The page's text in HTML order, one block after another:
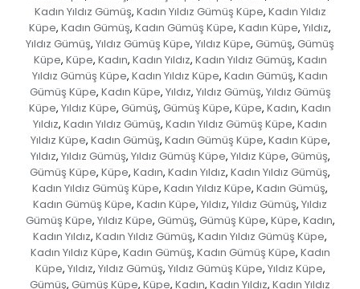
Kadın Yıldız Gümüş, Kadın Yıldız Gümüş Küpe, Kadın Yıldız
Küpe, Kadın Gümüş, Kadın Gümüş Küpe, Kadın Küpe, Yıldız,
Yıldız Gümüş, Yıldız Gümüş Küpe, Yıldız Küpe, Gümüş, Gümüş
Küpe, Küpe, Kadın, Kadın Yıldız, Kadın Yıldız Gümüş, Kadın
Yıldız Gümüş Küpe, Kadın Yıldız Küpe, Kadın Gümüş, Kadın
Gümüş Küpe, Kadın Küpe, Yıldız, Yıldız Gümüş, Yıldız Gümüş
Küpe, Yıldız Küpe, Gümüş, Gümüş Küpe, Küpe, Kadın, Kadın
Yıldız, Kadın Yıldız Gümüş, Kadın Yıldız Gümüş Küpe, Kadın
Yıldız Küpe, Kadın Gümüş, Kadın Gümüş Küpe, Kadın Küpe,
Yıldız, Yıldız Gümüş, Yıldız Gümüş Küpe, Yıldız Küpe, Gümüş,
Gümüş Küpe, Küpe, Kadın, Kadın Yıldız, Kadın Yıldız Gümüş,
Kadın Yıldız Gümüş Küpe, Kadın Yıldız Küpe, Kadın Gümüş,
Kadın Gümüş Küpe, Kadın Küpe, Yıldız, Yıldız Gümüş, Yıldız
Gümüş Küpe, Yıldız Küpe, Gümüş, Gümüş Küpe, Küpe, Kadın,
Kadın Yıldız, Kadın Yıldız Gümüş, Kadın Yıldız Gümüş Küpe,
Kadın Yıldız Küpe, Kadın Gümüş, Kadın Gümüş Küpe, Kadın
Küpe, Yıldız, Yıldız Gümüş, Yıldız Gümüş Küpe, Yıldız Küpe,
Gümüş, Gümüş Küpe, Küpe, Kadın, Kadın Yıldız, Kadın Yıldız